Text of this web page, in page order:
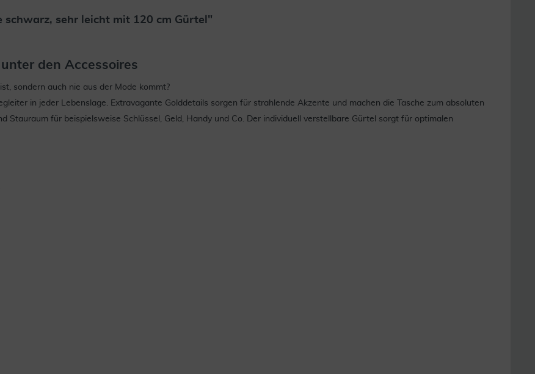
sehr leicht mit 120 cm Gürtel"
den Accessoires
sondern auch nie aus der Mode kommt?
in jeder Lebenslage. Extravagante Golddetails sorgen für strahlende Akzente und machen die Tasche zum absoluten
Stauraum für beispielsweise Schlüssel, Geld, Handy und Co. Der individuell verstellbare Gürtel sorgt für optimalen